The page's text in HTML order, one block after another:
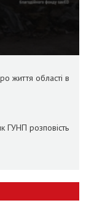
життя області в
ГУНП розповість